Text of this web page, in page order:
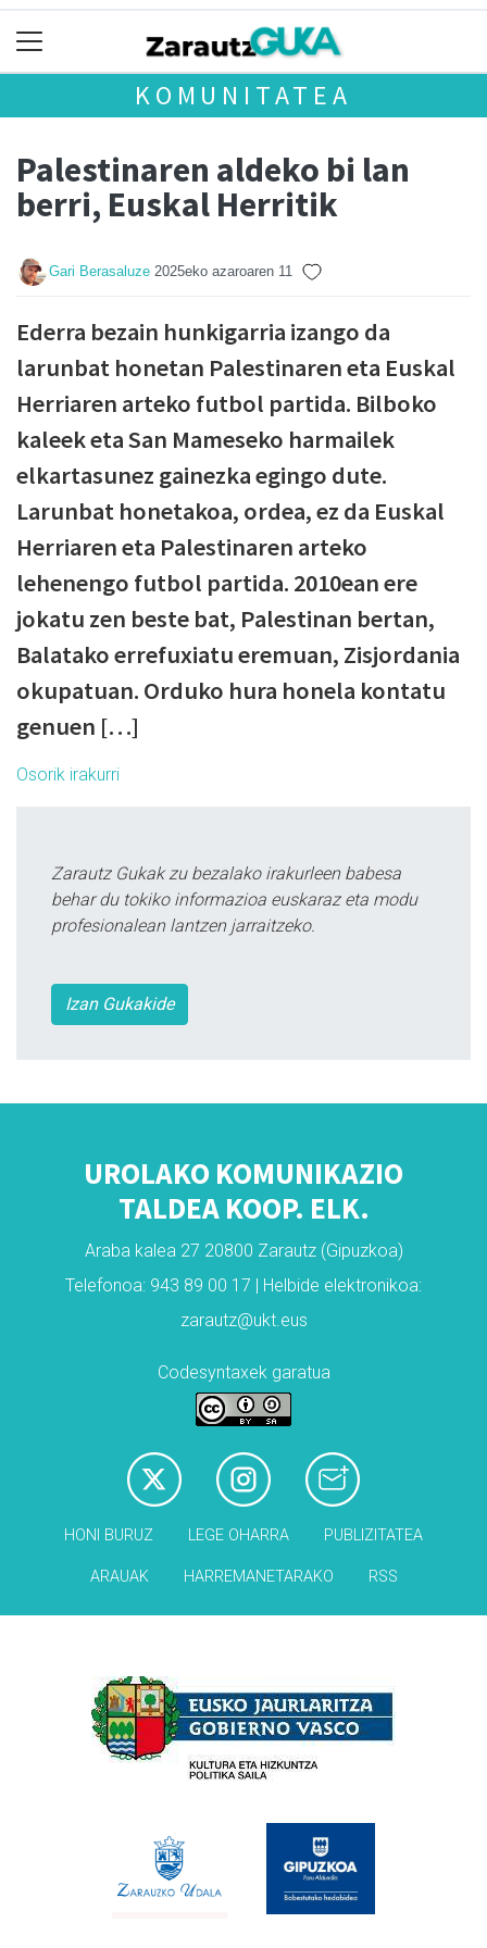
KOMUNITATEA
Palestinaren aldeko bi lan
berri, Euskal Herritik
Gari Berasaluze 2025eko azaroaren 11
Ederra bezain hunkigarria izango da
larunbat honetan Palestinaren eta Euskal
Herriaren arteko futbol partida. Bilboko
kaleek eta San Mameseko harmailek
elkartasunez gainezka egingo dute.
Larunbat honetakoa, ordea, ez da Euskal
Herriaren eta Palestinaren arteko
lehenengo futbol partida. 2010ean ere
jokatu zen beste bat, Palestinan bertan,
Balatako errefuxiatu eremuan, Zisjordania
okupatuan. Orduko hura honela kontatu
genuen […]
Osorik irakurri
Zarautz Gukak zu bezalako irakurleen babesa
behar du tokiko informazioa euskaraz eta modu
profesionalean lantzen jarraitzeko.
Izan Gukakide
UROLAKO KOMUNIKAZIO
TALDEA KOOP. ELK.
Araba kalea 27 20800 Zarautz (Gipuzkoa)
Telefonoa: 943 89 00 17 | Helbide elektronikoa:
zarautz@ukt.eus
Codesyntaxek garatua
HONI BURUZ LEGE OHARRA PUBLIZITATEA
ARAUAK HARREMANETARAKO RSS